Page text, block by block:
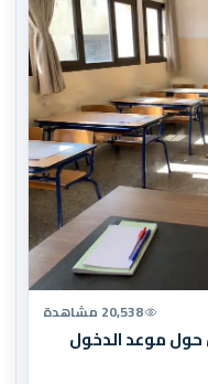
20,538 مشاهدة
حول موعد الدخول